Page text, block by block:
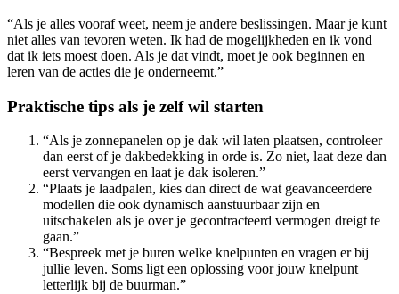
“Als je alles vooraf weet, neem je andere beslissingen. Maar je kunt
niet alles van tevoren weten. Ik had de mogelijkheden en ik vond
dat ik iets moest doen. Als je dat vindt, moet je ook beginnen en
leren van de acties die je onderneemt.”
Praktische tips als je zelf wil starten
“Als je zonnepanelen op je dak wil laten plaatsen, controleer
dan eerst of je dakbedekking in orde is. Zo niet, laat deze dan
eerst vervangen en laat je dak isoleren.”
“Plaats je laadpalen, kies dan direct de wat geavanceerdere
modellen die ook dynamisch aanstuurbaar zijn en
uitschakelen als je over je gecontracteerd vermogen dreigt te
gaan.”
“Bespreek met je buren welke knelpunten en vragen er bij
jullie leven. Soms ligt een oplossing voor jouw knelpunt
letterlijk bij de buurman.”